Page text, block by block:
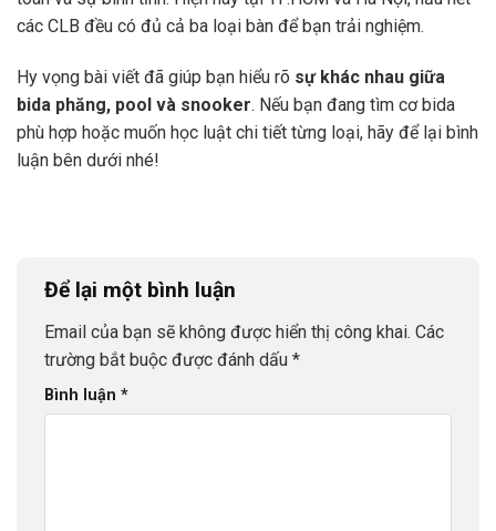
các CLB đều có đủ cả ba loại bàn để bạn trải nghiệm.
Hy vọng bài viết đã giúp bạn hiểu rõ sự khác nhau giữa
bida phăng, pool và snooker. Nếu bạn đang tìm cơ bida
phù hợp hoặc muốn học luật chi tiết từng loại, hãy để lại bình
luận bên dưới nhé!
Để lại một bình luận
Email của bạn sẽ không được hiển thị công khai. Các
trường bắt buộc được đánh dấu *
Bình luận *